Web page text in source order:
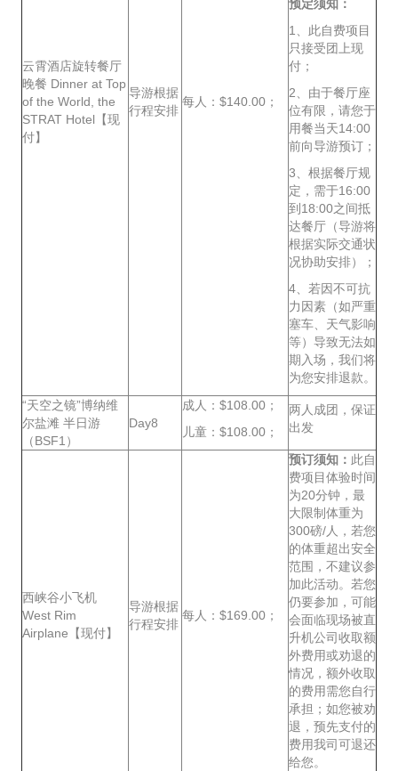
云霄酒店旋转餐厅
晚餐 Dinner at Top
of the World, the
STRAT Hotel【现
付】
导游根据
行程安排
每人：$140.00；
预定须知：
1、此自费项目
只接受团上现
付；
2、由于餐厅座
位有限，请您于
用餐当天14:00
前向导游预订；
3、根据餐厅规
定，需于16:00
到18:00之间抵
达餐厅（导游将
根据实际交通状
况协助安排）；
4、若因不可抗
力因素（如严重
塞车、天气影响
等）导致无法如
期入场，我们将
为您安排退款。
“天空之镜”博纳维
尔盐滩 半日游
（BSF1）
Day8
成人：$108.00；
儿童：$108.00；
两人成团，保证
出发
西峡谷小飞机
West Rim
Airplane【现付】
导游根据
行程安排
每人：$169.00；
预订须知： 此自
费项目体验时间
为20分钟，最
大限制体重为
300磅/人，若您
的体重超出安全
范围，不建议参
加此活动。若您
仍要参加，可能
会面临现场被直
升机公司收取额
外费用或劝退的
情况，额外收取
的费用需您自行
承担；如您被劝
退，预先支付的
费用我司可退还
给您。